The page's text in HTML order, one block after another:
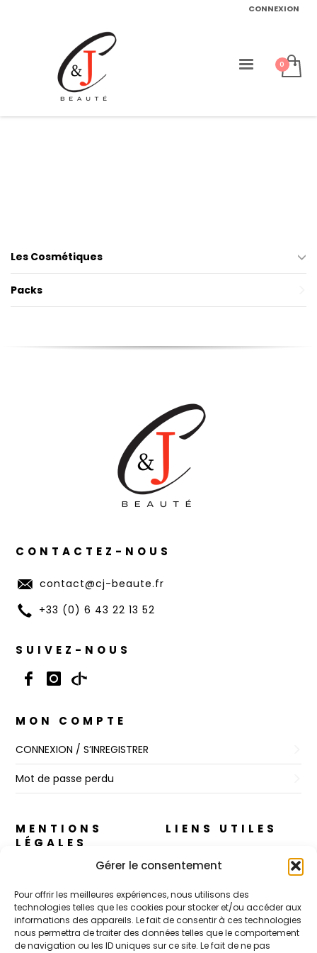
Gérer le consentement
Pour offrir les meilleures expériences, nous utilisons des
technologies telles que les cookies pour stocker et/ou accéder aux
informations des appareils. Le fait de consentir à ces technologies
nous permettra de traiter des données telles que le comportement
de navigation ou les ID uniques sur ce site. Le fait de ne pas
CONNEXION
Les Cosmétiques
Packs
CONTACTEZ-NOUS
contact@cj-beaute.fr
+33 (0) 6 43 22 13 52
SUIVEZ-NOUS
MON COMPTE
CONNEXION / S’INREGISTRER
Mot de passe perdu
MENTIONS
LÉGALES
Règles de Confidentialité
CGV
Mentions Légales
LIENS UTILES
CJ Skin – Le Concept
Contact